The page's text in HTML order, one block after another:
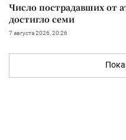
Число пострадавших от
достигло семи
7 августа 2026, 20:26